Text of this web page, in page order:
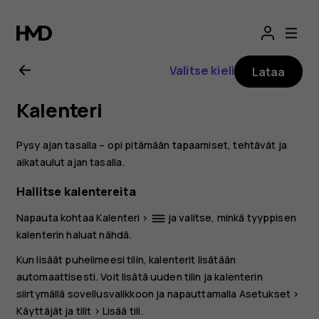
Nokia
2.1
käyttöopas
Valitse kieli Lataa
Kalenteri
Pysy ajan tasalla – opi pitämään tapaamiset, tehtävät ja
aikataulut ajan tasalla.
Hallitse kalentereita
Napauta kohtaaKalenteri > dehaze ja valitse, minkä tyyppisen
kalenterin haluat nähdä.
Kun lisäät puhelimeesi tilin, kalenterit lisätään
automaattisesti. Voit lisätä uuden tilin ja kalenterin
siirtymällä sovellusvalikkoon ja napauttamalla Asetukset >
Käyttäjät ja tilit > Lisää tili.